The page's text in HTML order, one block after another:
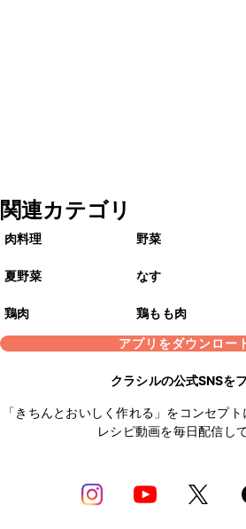
関連カテゴリ
肉料理 野菜
夏野菜 なす
鶏肉 鶏もも肉
アプリをダウンロー
クラシルの公式SNSを
「きちんとおいしく作れる」をコンセプ
レシピ動画を毎日配信し